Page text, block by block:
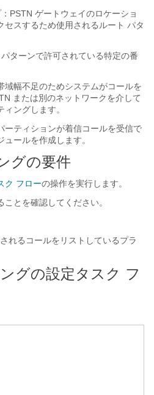
PSTN ゲートウェイのロケーショ
セスするため使用されるルート パタ
ターンで許可されている特定の番
域幅不足のためシステムがコールを
または別のネットワークを介して
ングします。
ーティションが着信コールを受信で
ールを作成します。
グの要件
ク フローの操作を実行します。
とを確認してください。
れるコールをリストしているプラ
グの設定タスク フ